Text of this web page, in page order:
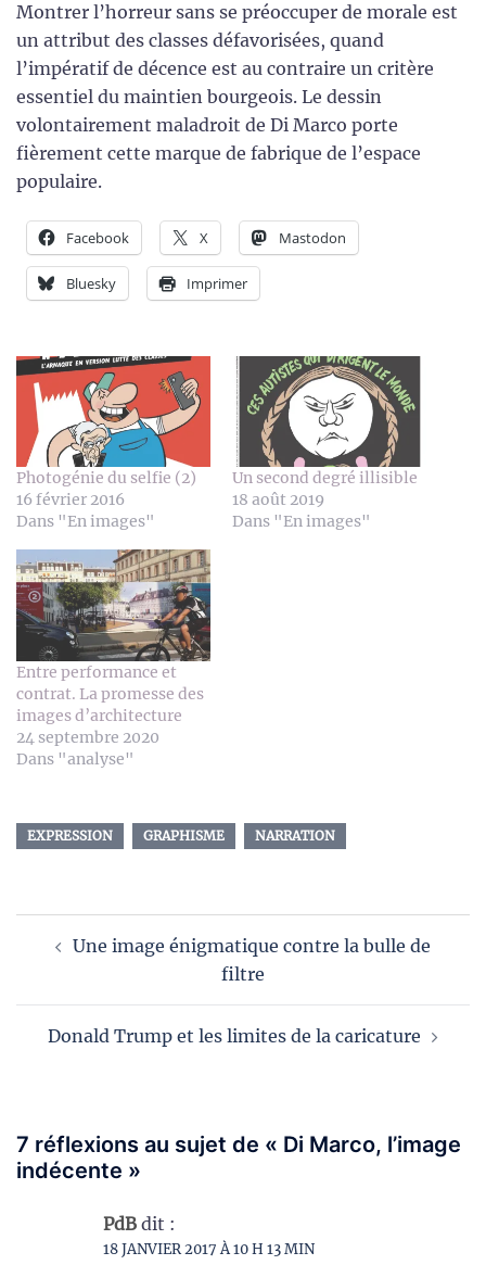
Montrer l’horreur sans se préoccuper de morale est
un attribut des classes défavorisées, quand
l’impératif de décence est au contraire un critère
essentiel du maintien bourgeois. Le dessin
volontairement maladroit de Di Marco porte
fièrement cette marque de fabrique de l’espace
populaire.
Facebook X Mastodon
Bluesky Imprimer
Photogénie du selfie (2)
16 février 2016
Dans "En images"
Un second degré illisible
18 août 2019
Dans "En images"
Entre performance et
contrat. La promesse des
images d’architecture
24 septembre 2020
Dans "analyse"
EXPRESSION GRAPHISME NARRATION
d’articleUne image énigmatique contre la bulle de
filtre
Donald Trump et les limites de la caricature
7 réflexions au sujet de « Di Marco, l’image
indécente »
PdB dit :
18 JANVIER 2017 À 10 H 13 MIN